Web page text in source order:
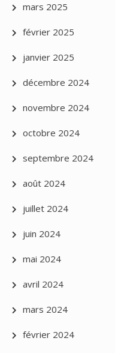
mars 2025
février 2025
janvier 2025
décembre 2024
novembre 2024
octobre 2024
septembre 2024
août 2024
juillet 2024
juin 2024
mai 2024
avril 2024
mars 2024
février 2024